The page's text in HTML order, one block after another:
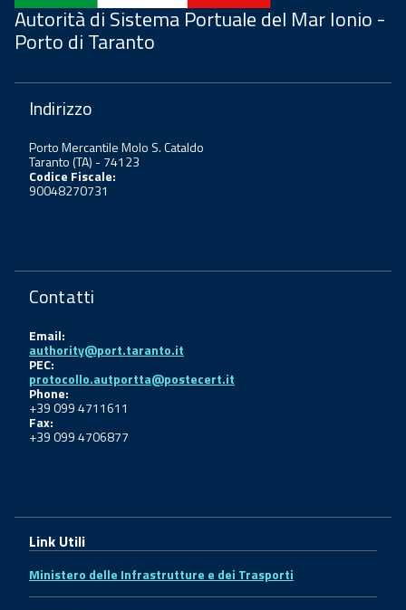
Autorità di Sistema Portuale del Mar Ionio -
Porto di Taranto
Indirizzo
Porto Mercantile Molo S. Cataldo
Taranto (TA) - 74123
Codice Fiscale:
90048270731
Contatti
Email:
authority@port.taranto.it
PEC:
protocollo.autportta@postecert.it
Phone:
+39 099 4711611
Fax:
+39 099 4706877
Link Utili
Ministero delle Infrastrutture e dei Trasporti